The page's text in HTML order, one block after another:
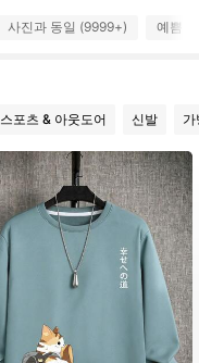
사진과 동일 (9999+) 예쁨
스포츠 & 아웃도어 신발